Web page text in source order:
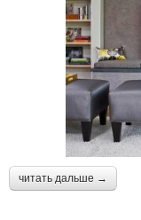
читать дальше →